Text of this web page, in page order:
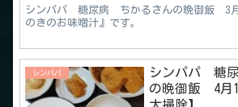
シンパパ 糖尿病 ちかるさんの晩御飯 3
のきのお味噌汁』です。
シンパパ
シンパパ 糖
の晩御飯 4月